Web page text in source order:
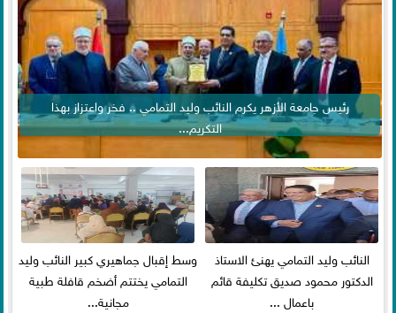
رئيس جامعة الأزهر يكرم النائب وليد التمامي .. فخر واعتزاز بهذا
التكريم...
النائب وليد التمامي يهنئ الاستاذ
الدكتور محمود صديق تكليفة قائم
باعمال ...
وسط إقبال جماهيري كبير النائب وليد
التمامي يختتم أضخم قافلة طبية
مجانية...